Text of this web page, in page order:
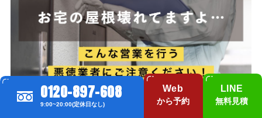
0120-897-608
9:00~20:00(定休日なし)
Web
から予約
LINE
無料見積